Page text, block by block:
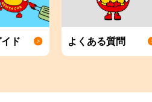
ド よくある質問